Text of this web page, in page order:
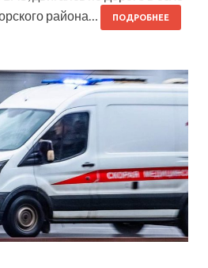
района…
ПОДРОБНЕЕ